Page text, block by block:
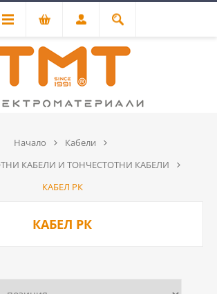
Начало
Кабели
КАБЕЛИ И ТОНЧЕСТОТНИ КАБЕЛИ
КАБЕЛ РК
КАБЕЛ РК